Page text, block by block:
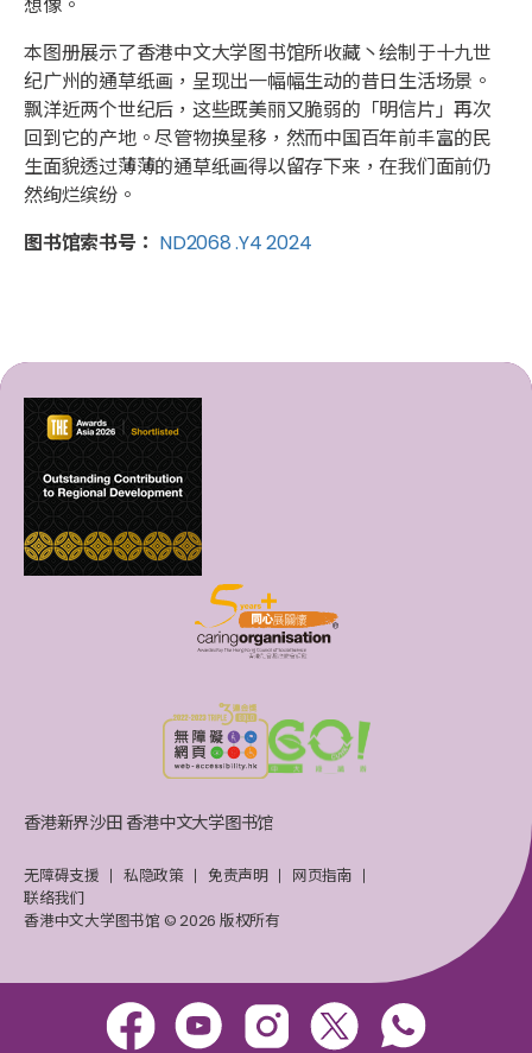
想像。
本图册展示了香港中文大学图书馆所收藏丶绘制于十九世
纪广州的通草纸画，呈现出一幅幅生动的昔日生活场景。
飘洋近两个世纪后，这些既美丽又脆弱的「明信片」再次
回到它的产地。尽管物换星移，然而中国百年前丰富的民
生面貌透过薄薄的通草纸画得以留存下来，在我们面前仍
然绚烂缤纷。
图书馆索书号： ND2068 .Y4 2024
香港新界沙田 香港中文大学图书馆
无障碍支援 私隐政策 免责声明
网页指南
联络我们
香港中文大学图书馆 © 2026 版权所有